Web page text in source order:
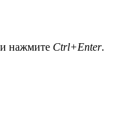
нажмите Ctrl+Enter.